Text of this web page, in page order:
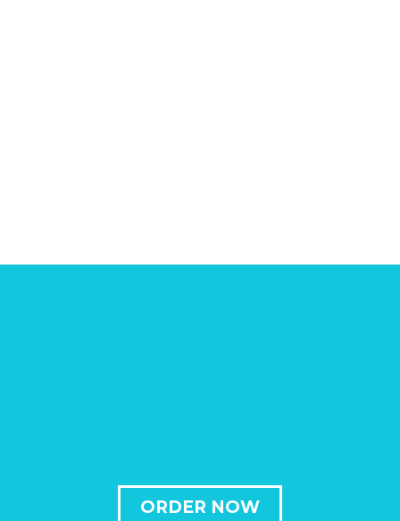
ORDER NOW